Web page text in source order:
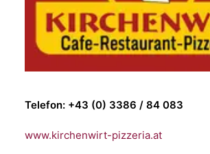
Telefon: +43 (0) 3386 / 84 083
www.kirchenwirt-pizzeria.at